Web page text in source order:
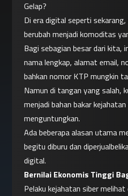
Gelap?
Di era digital seperti
berubah menjadi komoditas
Bagi sebagian besar dari kita,
nama lengkap, alamat email,
bahkan nomor KTP mungkin
Namun di tangan yang salah,
menjadi bahan bakar
menguntungkan.
Ada beberapa alasan utama
begitu diburu dan
digital.
Bernilai Ekonomis Tinggi
Pelaku kejahatan siber